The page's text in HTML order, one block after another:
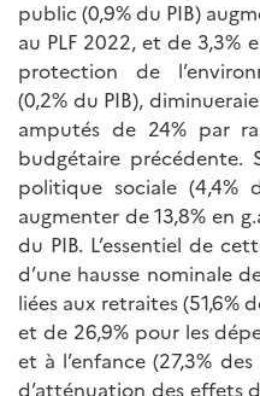
public (0,9% du PIB)
au PLF 2022, et de 3,3%
protection de
(0,2% du PIB),
amputés de 24% par
budgétaire précédente.
politique sociale (4,4%
augmenter de 13,8% en
du PIB. L’essentiel de
d’une hausse nominale
liées aux retraites (51,6%
et de 26,9% pour les
et à l’enfance (27,3%
d’atténuation des effets